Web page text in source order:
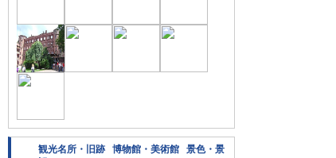
観光名所・旧跡 博物館・美術館 景色・景